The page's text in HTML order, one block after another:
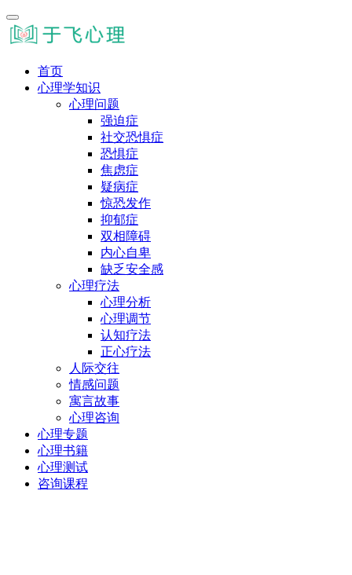
首页
心理学知识
心理问题
强迫症
社交恐惧症
恐惧症
焦虑症
疑病症
惊恐发作
抑郁症
双相障碍
内心自卑
缺乏安全感
心理疗法
心理分析
心理调节
认知疗法
正心疗法
人际交往
情感问题
寓言故事
心理咨询
心理专题
心理书籍
心理测试
咨询课程